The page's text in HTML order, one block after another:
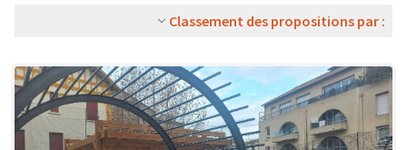
Classement des propositions par :